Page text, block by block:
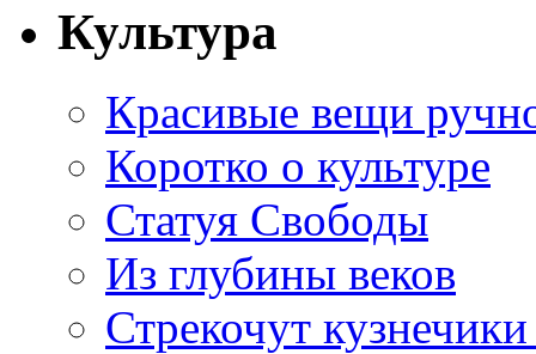
Культура
Красивые вещи
Коротко о культуре
Статуя Свободы
Из глубины веков
Стрекочут